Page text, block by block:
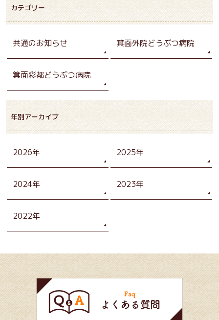
カテゴリー
共通のお知らせ 箕面外院どうぶつ病院
箕面彩都どうぶつ病院
年別アーカイブ
2026年 2025年
2024年 2023年
2022年